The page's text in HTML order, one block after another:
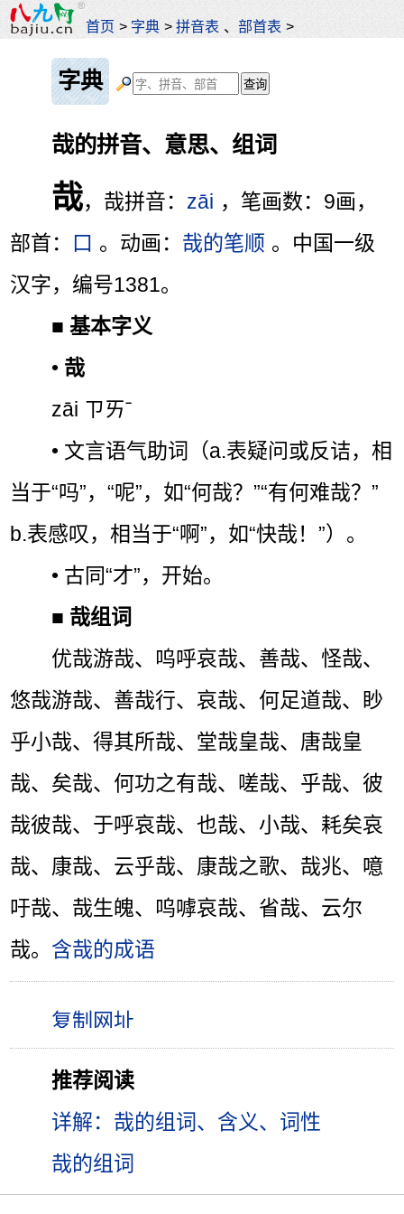
首页 > 字典 >拼音表 、部首表 >
字典
哉的拼音、意思、组词
哉，哉拼音： zāi ，笔画数：9画，
部首：
口 。动画： 哉的笔顺 。中国一级
汉字，编号1381。
■基本字义
• 哉
zāi ㄗㄞˉ
• 文言语气助词（a.表疑问或反诘，相
当于“吗”，“呢”，如“何哉？”“有何难哉？”
b.表感叹，相当于“啊”，如“快哉！”）。
• 古同“才”，开始。
■ 哉组词
优哉游哉、呜呼哀哉、善哉、怪哉、
悠哉游哉、善哉行、哀哉、何足道哉、眇
乎小哉、得其所哉、堂哉皇哉、唐哉皇
哉、矣哉、何功之有哉、嗟哉、乎哉、彼
哉彼哉、于呼哀哉、也哉、小哉、耗矣哀
哉、康哉、云乎哉、康哉之歌、哉兆、噫
吁哉、哉生魄、呜嘑哀哉、省哉、云尔
哉。 含哉的成语
推荐阅读
详解：哉的组词、含义、词性
哉的组词